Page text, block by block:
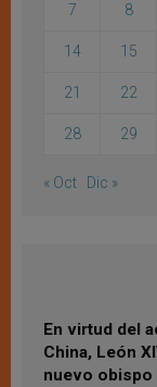
7 8
14 15
21 22
28 29
« Oct Dic »
En virtud del
China, León
nuevo obispo